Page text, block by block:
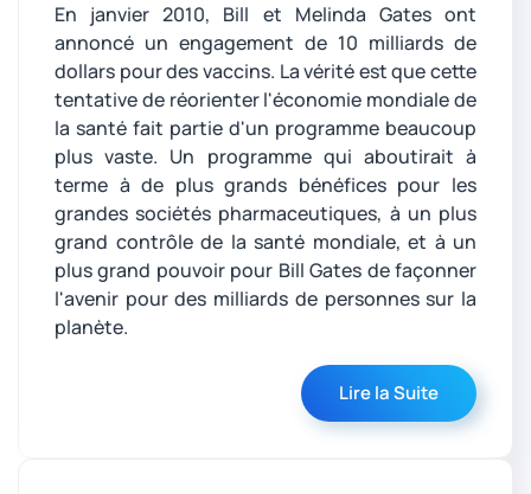
En janvier 2010, Bill et Melinda Gates ont
annoncé un engagement de 10 milliards de
dollars pour des vaccins. La vérité est que cette
tentative de réorienter l'économie mondiale de
la santé fait partie d'un programme beaucoup
plus vaste. Un programme qui aboutirait à
terme à de plus grands bénéfices pour les
grandes sociétés pharmaceutiques, à un plus
grand contrôle de la santé mondiale, et à un
plus grand pouvoir pour Bill Gates de façonner
l'avenir pour des milliards de personnes sur la
planète.
Lire la Suite